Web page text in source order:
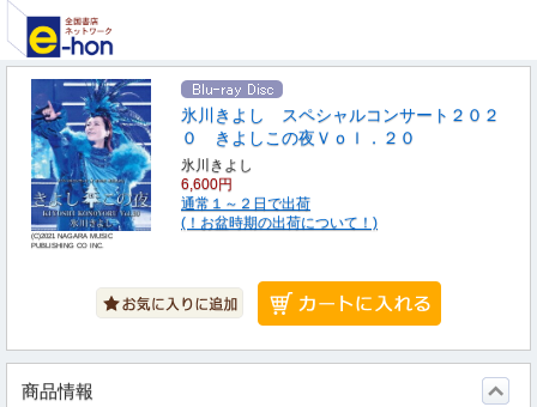
(C)2021 NAGARA MUSIC
PUBLISHING CO INC.
氷川きよし スペシャルコンサート２０２
０ きよしこの夜Ｖｏｌ．２０
氷川きよし
6,600円
通常１～２日で出荷
(！お盆時期の出荷について！)
商品情報